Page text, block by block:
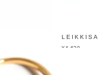
LEIKKISA
¥ 4,620